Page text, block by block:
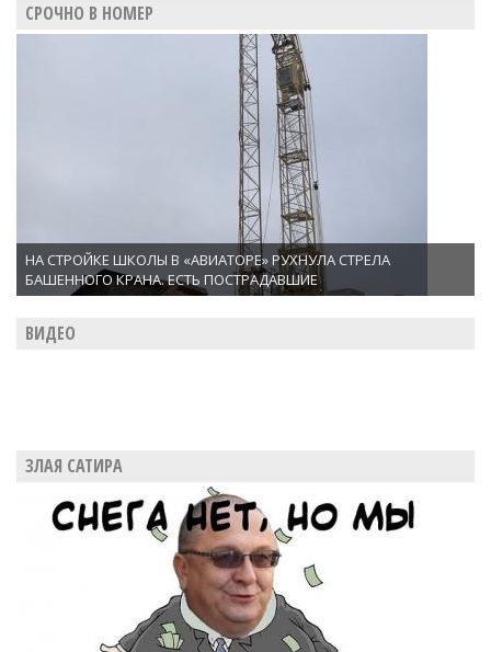
СРОЧНО В НОМЕР
НА СТРОЙКЕ ШКОЛЫ В «АВИАТОРЕ» РУХНУЛА СТРЕЛА
БАШЕННОГО КРАНА. ЕСТЬ ПОСТРАДАВШИЕ
ВИДЕО
ЗЛАЯ САТИРА